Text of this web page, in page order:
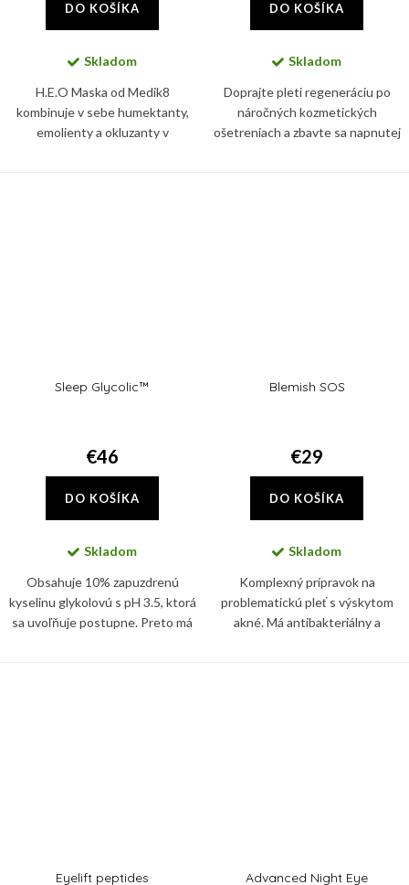
DO KOŠÍKA
Skladom
H.E.O Maska od Medik8
kombinuje v sebe humektanty,
emolienty a okluzanty v
DO KOŠÍKA
Skladom
Doprajte pleti regeneráciu po
náročných kozmetických
ošetreniach a zbavte sa napnutej
Sleep Glycolic™
€46
DO KOŠÍKA
Skladom
Obsahuje 10% zapuzdrenú
kyselinu glykolovú s pH 3.5, ktorá
sa uvoľňuje postupne. Preto má
Blemish SOS
€29
DO KOŠÍKA
Skladom
Komplexný prípravok na
problematickú pleť s výskytom
akné. Má antibakteriálny a
Eyelift peptides Advanced Night Eye